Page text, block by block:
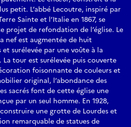
petit. L’abbé Lecoutre, inspiré par
Sainte et l’Italie en 1867, se
projet de refondation de l’église. Le
nef est augmentée de huit
surélevée par une voûte à la
tour est surélevée puis couverte
foisonnante de couleurs et
original, l’abondance des
sacrés font de cette église une
par un seul homme. En 1928,
construire une grotte de Lourdes et
remarquable de statues de